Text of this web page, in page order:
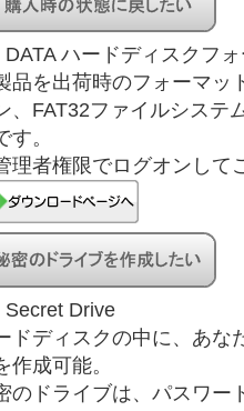
DATA ハードディスクフ
品を出荷時のフォーマッ
、FAT32ファイルシステ
す。
理者権限でログオンして
Secret Drive
ドディスクの中に、あな
作成可能。
のドライブは、パスワー